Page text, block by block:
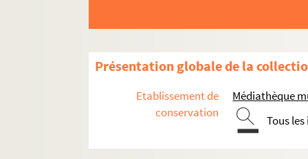
Présentation globale de la
Etablissement de
conservation
Médiathèque
Tous
705. « Faits historiques curieux et antiques
707. « Mémoires pour l'histoire d'Arles ».
708. Arrests du Conseil au sujet des
709. « Tableau des noms des Sindics ou